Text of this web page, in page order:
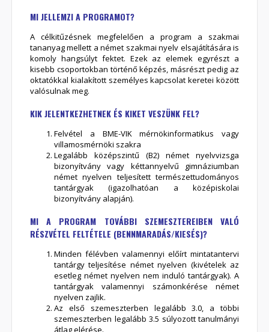
MI JELLEMZI A PROGRAMOT?
A célkitűzésnek megfelelően a program a szakmai
tananyag mellett a német szakmai nyelv elsajátítására is
komoly hangsúlyt fektet. Ezek az elemek egyrészt a
kisebb csoportokban történő képzés, másrészt pedig az
oktatókkal kialakított személyes kapcsolat keretei között
valósulnak meg.
KIK JELENTKEZHETNEK ÉS KIKET VESZÜNK FEL?
Felvétel a BME-VIK mérnökinformatikus vagy
villamosmérnöki szakra
Legalább középszintű (B2) német nyelvvizsga
bizonyítvány vagy kéttannyelvű gimnáziumban
német nyelven teljesített természettudományos
tantárgyak (igazolhatóan a középiskolai
bizonyítvány alapján).
MI A PROGRAM TOVÁBBI SZEMESZTEREIBEN VALÓ
RÉSZVÉTEL FELTÉTELE (BENNMARADÁS/KIESÉS)?
Minden félévben valamennyi előírt mintatantervi
tantárgy teljesítése német nyelven (kivételek az
esetleg német nyelven nem induló tantárgyak). A
tantárgyak valamennyi számonkérése német
nyelven zajlik.
Az első szemeszterben legalább 3.0, a többi
szemeszterben legalább 3.5 súlyozott tanulmányi
átlag elérése.